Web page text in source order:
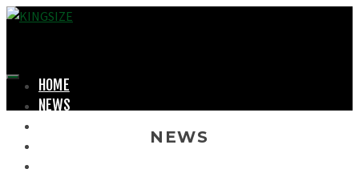
HOME
NEWS
NEWS